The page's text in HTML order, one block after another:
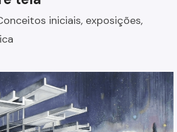
iniciais, exposições,